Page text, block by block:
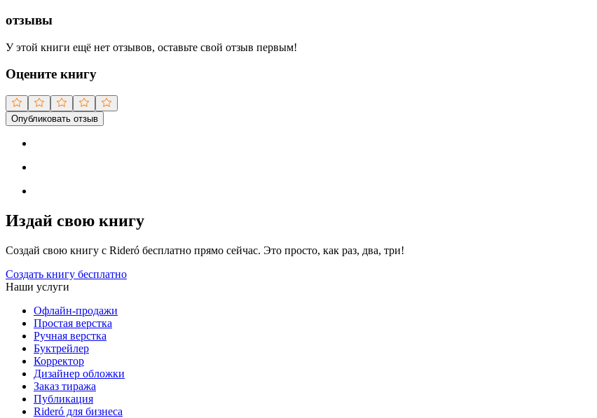
отзывы
У этой книги ещё нет отзывов, оставьте свой отзыв первым!
Оцените книгу
Опубликовать отзыв
Издай свою книгу
Создай свою книгу с Rideró бесплатно прямо сейчас. Это просто, как раз, два, три!
Создать книгу бесплатно
Наши услуги
Офлайн-продажи
Простая верстка
Ручная верстка
Буктрейлер
Корректор
Дизайнер обложки
Заказ тиража
Публикация
Rideró для бизнеса